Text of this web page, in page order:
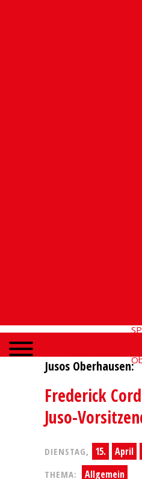
Jusos Oberhausen:
Frederick
Juso-
DIENSTAG, 15. April
THEMA:
Allgemein